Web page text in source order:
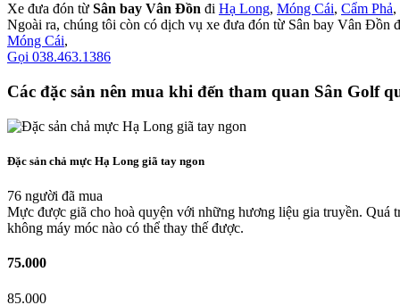
Xe đưa đón từ Sân bay Vân Đồn đi Hạ Long, Móng Cái, Cẩm Phả,
Ngoài ra, chúng tôi còn có dịch vụ xe đưa đón từ Sân bay Vân Đồn
Móng Cái,
Gọi 038.463.1386
Các đặc sản nên mua khi đến tham quan Sân Golf
Đặc sản chả mực Hạ Long giã tay ngon
76 người đã mua
Mực được giã cho hoà quyện với những hương liệu gia truyền. Quá
không máy móc nào có thể thay thế được.
75.000
85.000